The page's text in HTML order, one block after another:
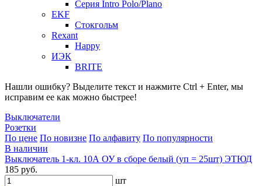
Серия Intro Polo/Plano
EKF
Стокгольм
Rexant
Happy
ИЭК
BRITE
Нашли ошибку? Выделите текст и нажмите Ctrl + Enter, мы
исправим ее как можно быстрее!
Выключатели
Розетки
По цене По новизне По алфавиту По популярности
В наличии
Выключатель 1-кл. 10А ОУ в сборе белый (уп = 25шт) ЭТЮД
185 руб.
шт